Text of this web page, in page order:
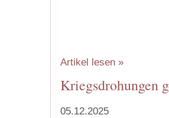
Artikel lesen »
Kriegsdrohungen
05.12.2025